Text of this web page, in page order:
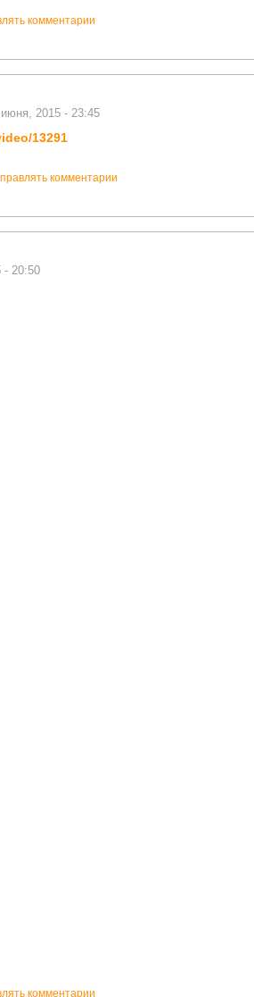
комментарии
2015 - 23:45
13291
комментарии
- 20:50
комментарии